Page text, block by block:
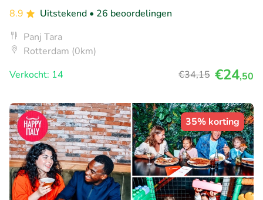
8.9
Uitstekend • 26 beoordelingen
Panj Tara
Rotterdam (0km)
Verkocht: 14
€34,15 €24,50
35% korting